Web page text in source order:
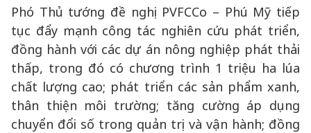
Phó Thủ tướng đề nghị PVFCCo – Phú Mỹ tiếp
tục đẩy mạnh công tác nghiên cứu phát triển,
đồng hành với các dự án nông nghiệp phát thải
thấp, trong đó có chương trình 1 triệu ha lúa
chất lượng cao; phát triển các sản phẩm xanh,
thân thiện môi trường; tăng cường áp dụng
chuyển đổi số trong quản trị và vận hành; đồng